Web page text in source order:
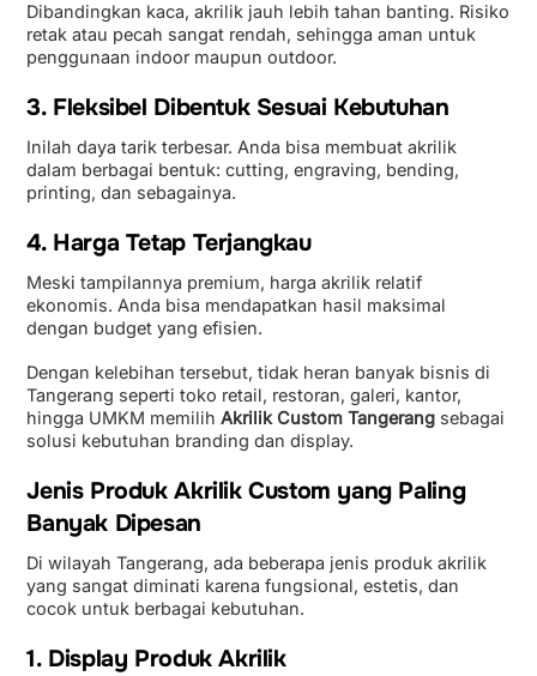
Dibandingkan kaca, akrilik jauh lebih tahan banting. Risiko
retak atau pecah sangat rendah, sehingga aman untuk
penggunaan indoor maupun outdoor.
3. Fleksibel Dibentuk Sesuai Kebutuhan
Inilah daya tarik terbesar. Anda bisa membuat akrilik
dalam berbagai bentuk: cutting, engraving, bending,
printing, dan sebagainya.
4. Harga Tetap Terjangkau
Meski tampilannya premium, harga akrilik relatif
ekonomis. Anda bisa mendapatkan hasil maksimal
dengan budget yang efisien.
Dengan kelebihan tersebut, tidak heran banyak bisnis di
Tangerang seperti toko retail, restoran, galeri, kantor,
hingga UMKM memilihAkrilik Custom Tangerang sebagai
solusi kebutuhan branding dan display.
Jenis Produk Akrilik Custom yang Paling
Banyak Dipesan
Di wilayah Tangerang, ada beberapa jenis produk akrilik
yang sangat diminati karena fungsional, estetis, dan
cocok untuk berbagai kebutuhan.
1. Display Produk Akrilik